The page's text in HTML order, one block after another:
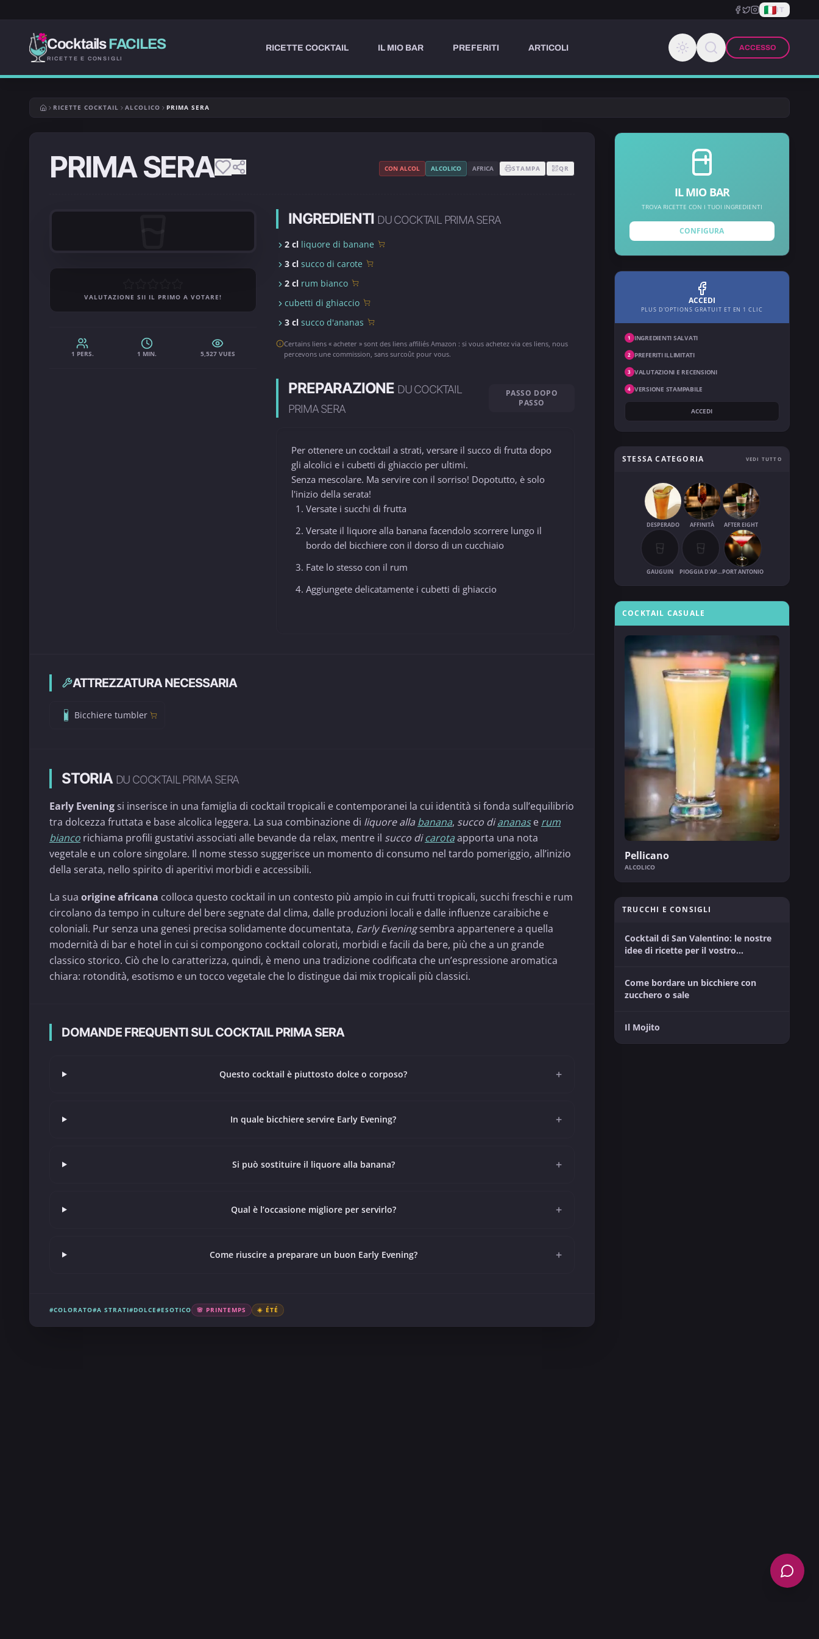
IT
CocktailsFACILES
RICETTE E CONSIGLI
RICETTE COCKTAIL IL MIO BAR PREFERITI ARTICOLI ACCESSO
RICETTE COCKTAIL ALCOLICO PRIMA SERA
PRIMA SERA CON ALCOL ALCOLICO AFRICA STAMPA QR
VALUTAZIONE SII IL PRIMO A VOTARE!
1 PERS. 1 MIN. 5,527 VUES
INGREDIENTI DU COCKTAIL PRIMA SERA
2 cl liquore di banane
3 clsucco di carote
2 cl rum bianco
cubetti di ghiaccio
3 clsucco d'ananas
Certains liens « acheter » sont des liens affiliés Amazon : si vous achetez via ces liens, nous
percevons une commission, sans surcoût pour vous.
PREPARAZIONE DU COCKTAIL
PRIMA SERA
PASSO DOPO
PASSO
Per ottenere un cocktail a strati, versare il succo di frutta dopo
gli alcolici e i cubetti di ghiaccio per ultimi.
Senza mescolare. Ma servire con il sorriso! Dopotutto, è solo
l'inizio della serata!
Versate i succhi di frutta
Versate il liquore alla banana facendolo scorrere lungo il
bordo del bicchiere con il dorso di un cucchiaio
Fate lo stesso con il rum
Aggiungete delicatamente i cubetti di ghiaccio
ATTREZZATURA NECESSARIA
Bicchiere tumbler
STORIA DU COCKTAIL PRIMA SERA
Early Evening si inserisce in una famiglia di cocktail tropicali e contemporanei la cui identità si fonda sull’equilibrio
tra dolcezza fruttata e base alcolica leggera. La sua combinazione di liquore alla banana, succo diananase rum
bianco richiama profili gustativi associati alle bevande da relax, mentre il succo dicarotaapporta una nota
vegetale e un colore singolare. Il nome stesso suggerisce un momento di consumo nel tardo pomeriggio, all’inizio
della serata, nello spirito di aperitivi morbidi e accessibili.
La sua origine africana colloca questo cocktail in un contesto più ampio in cui frutti tropicali, succhi freschi e rum
circolano da tempo in culture del bere segnate dal clima, dalle produzioni locali e dalle influenze caraibiche e
coloniali. Pur senza una genesi precisa solidamente documentata, Early Eveningsembra appartenere a quella
modernità di bar e hotel in cui si compongono cocktail colorati, morbidi e facili da bere, più che a un grande
classico storico. Ciò che lo caratterizza, quindi, è meno una tradizione codificata che un’espressione aromatica
chiara: rotondità, esotismo e un tocco vegetale che lo distingue dai mix tropicali più classici.
DOMANDE FREQUENTI SUL COCKTAIL PRIMA SERA
Questo cocktail è piuttosto dolce o corposo? +
In quale bicchiere servire Early Evening? +
Si può sostituire il liquore alla banana? +
Qual è l’occasione migliore per servirlo? +
Come riuscire a preparare un buon Early Evening? +
#COLORATO#A STRATI#DOLCE#ESOTICO 🌸 PRINTEMPS ☀️ ÉTÉ
IL MIO BAR
TROVA RICETTE CON I TUOI INGREDIENTI
CONFIGURA
ACCEDI
PLUS D'OPTIONS GRATUIT ET EN 1 CLIC
1 INGREDIENTI SALVATI
2 PREFERITI ILLIMITATI
3 VALUTAZIONI E RECENSIONI
4 VERSIONE STAMPABILE
ACCEDI
STESSA CATEGORIA VEDI TUTTO
DESPERADO AFFINITÀ AFTER EIGHT
GAUGUIN PIOGGIA D'APRILEPORT ANTONIO
COCKTAIL CASUALE
Pellicano
ALCOLICO
TRUCCHI E CONSIGLI
Cocktail di San Valentino: le nostre
idee di ricette per il vostro
Come bordare un bicchiere con
zucchero o sale
Il Mojito